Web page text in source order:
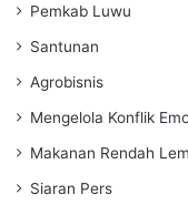
Pemkab Luwu
Santunan
Agrobisnis
Mengelola Konflik
Makanan Rendah
Siaran Pers